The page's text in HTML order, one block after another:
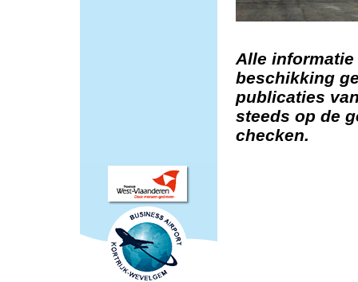
Alle
beschikking
publicaties
steeds op de
checken.